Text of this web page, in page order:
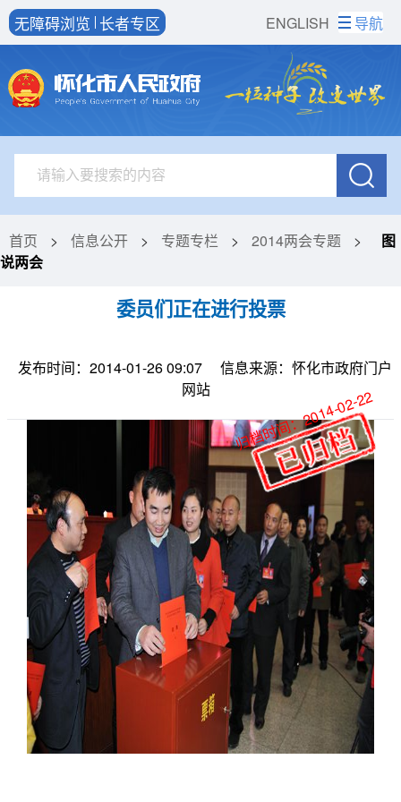
ENGLISH
无障碍浏览 长者专区 导航
首页 > 信息公开 > 专题专栏 > 2014两会专题 >
图
说两会
委员们正在进行投票
发布时间：2014-01-26 09:07
信息来源：怀化市政府门户
网站
归档时间：2014-02-22